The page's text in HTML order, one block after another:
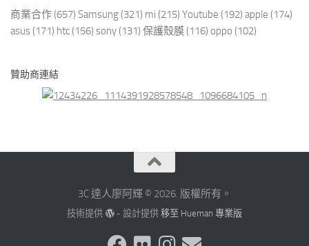
商業合作 (657) Samsung (321) mi (215) Youtube (192) apple (174)
asus (171) htc (156) sony (131) 保護殼膜 (116) oppo (102)
贊助商連結
3C 達人廖阿輝 © 2026. 版權所有。
技術提供 - 設計提供 移至 Hueman 專業版